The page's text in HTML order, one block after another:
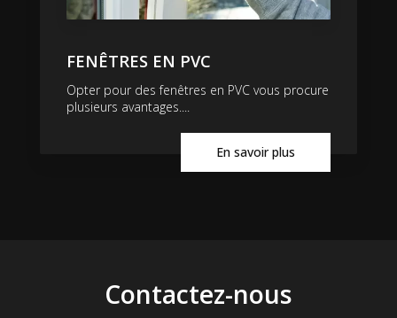
FENÊTRES EN PVC
Opter pour des fenêtres en PVC vous procure
plusieurs avantages....
En savoir plus
Contactez-nous